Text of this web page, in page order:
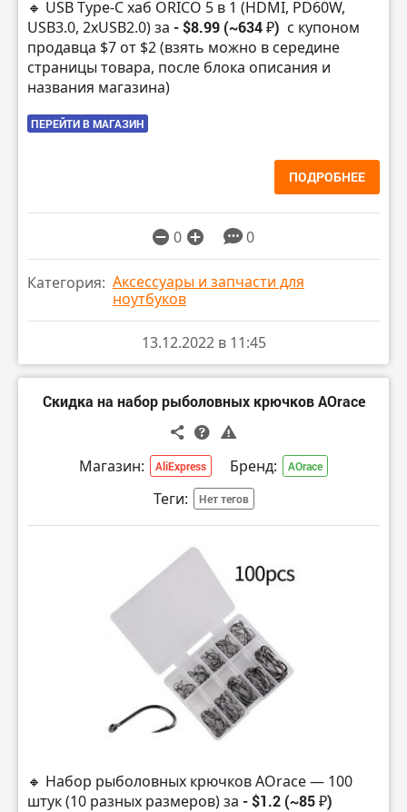
🔸 USB Type-C хаб ORICO 5 в 1 (HDMI, PD60W,
USB3.0, 2xUSB2.0) за - $8.99 (~634 ₽) с купоном
продавца $7 от $2 (взять можно в середине
страницы товара, после блока описания и
названия магазина)
ПЕРЕЙТИ В МАГАЗИН
ПОДРОБНЕЕ
0 0
Категория: Аксессуары и запчасти для
ноутбуков
13.12.2022 в 11:45
Скидка на набор рыболовных крючков AOrace
Магазин: AliExpress Бренд: AOrace
Теги: Нет тегов
🔸 Набор рыболовных крючков AOrace — 100
штук (10 разных размеров) за - $1.2 (~85 ₽)